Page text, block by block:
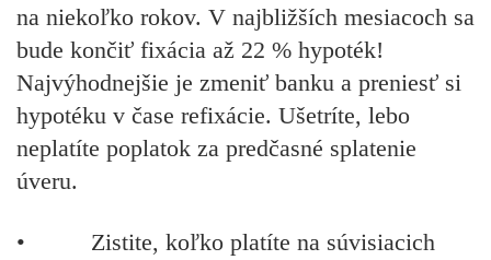
na niekoľko rokov. V najbližších mesiacoch sa
bude končiť fixácia až 22 % hypoték!
Najvýhodnejšie je zmeniť banku a preniesť si
hypotéku v čase refixácie. Ušetríte, lebo
neplatíte poplatok za predčasné splatenie
úveru.
• Zistite, koľko platíte na súvisiacich